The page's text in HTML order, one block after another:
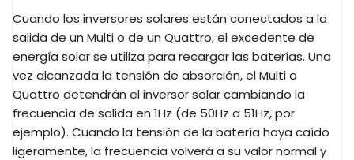
Cuando los inversores solares están conectados a la
salida de un Multi o de un Quattro, el excedente de
energía solar se utiliza para recargar las baterías. Una
vez alcanzada la tensión de absorción, el Multi o
Quattro detendrán el inversor solar cambiando la
frecuencia de salida en 1Hz (de 50Hz a 51Hz, por
ejemplo). Cuando la tensión de la batería haya caído
ligeramente, la frecuencia volverá a su valor normal y